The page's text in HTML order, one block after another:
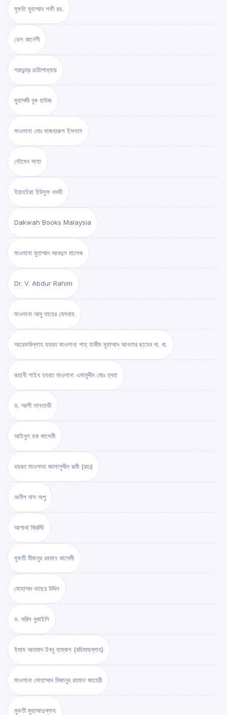
মুফতি মুহাম্মাদ শফী রহ.
ডেল কার্নেগী
শরৎচন্দ্র চট্টোপাধ্যায়
মুহাম্মদী বুক হাউজ
মাওলানা মোঃ মাজহারুল ইসলাম
সৌমেন সাহা
ইয়াহইয়া ইউসুফ নদভী
Dakwah Books Malaysia
মাওলানা মুহাম্মাদ আবদুল মালেক
Dr. V. Abdur Rahim
মাওলানা আবু তাহের মেসবাহ
আরেফবিল্লাহ হযরত মাওলানা শাহ্ হাকীম মুহাম্মাদ আখতার ছাহেব দা. বা.
রূহানী শাইখ হযরত মাওলানা এমামুদ্দীন মোঃ ত্বহা
ড. আলী তানতাভী
আইনুল হক কাসেমী
হযরত মাওলানা জালালুদ্দীন রূমী (রহঃ)
অনীশ দাস অপু
আগাথা ক্রিস্টি
মুফতী মীযানুর রহমান কাসেমী
মোহাম্মদ নাছের উদ্দিন
ড. মরিস বুকাইলি
ইমাম আহমাদ ইবনু হাম্বাল (রহিমাহুল্লাহ)
মাওলানা মোহাম্মাদ মিজানুর রহমান জাহেরী
মুফতী মুহাম্মাদুল্লাহ